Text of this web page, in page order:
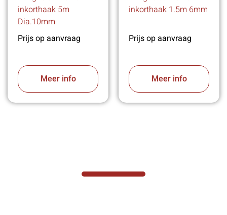
inkorthaak 5m
Dia.10mm
Prijs op aanvraag
Meer info
inkorthaak 1.5m 6mm
Prijs op aanvraag
Meer info